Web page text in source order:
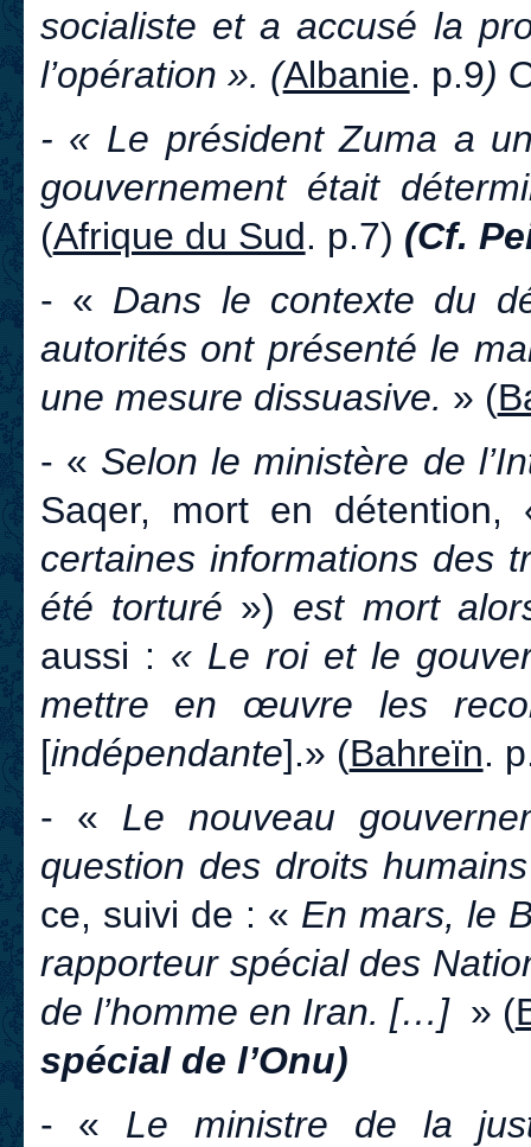
socialiste et a accusé la
l’opération ». (Albanie. p.9)
- « Le président Zuma a
gouvernement était
(Afrique du Sud. p.7) (Cf.
- « Dans le contexte du
autorités ont présenté le
une mesure dissuasive. » (
- « Selon le ministère de
Saqer, mort en
certaines informations des
été torturé ») est mort
aussi : « Le roi et le
mettre en œuvre les
[indépendante].» (Bahreïn.
- « Le nouveau
question des droits
ce, suivi de : « En mars, le
rapporteur spécial des
de l’homme en Iran. […] » (
spécial de l’Onu)
- « Le ministre de la